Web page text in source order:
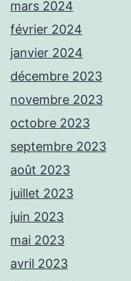
mars 2024
février 2024
janvier 2024
décembre 2023
novembre 2023
octobre 2023
septembre 2023
août 2023
juillet 2023
juin 2023
mai 2023
avril 2023